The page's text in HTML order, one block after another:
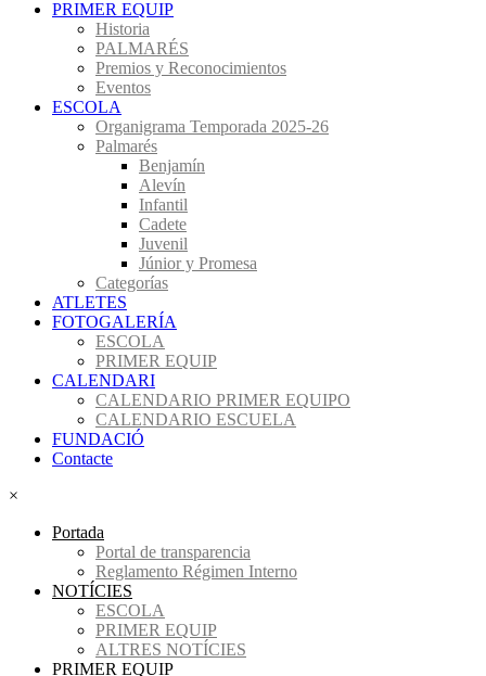
PRIMER EQUIP
Historia
PALMARÉS
Premios y Reconocimientos
Eventos
ESCOLA
Organigrama Temporada 2025-26
Palmarés
Benjamín
Alevín
Infantil
Cadete
Juvenil
Júnior y Promesa
Categorías
ATLETES
FOTOGALERÍA
ESCOLA
PRIMER EQUIP
CALENDARI
CALENDARIO PRIMER EQUIPO
CALENDARIO ESCUELA
FUNDACIÓ
Contacte
×
Portada
Portal de transparencia
Reglamento Régimen Interno
NOTÍCIES
ESCOLA
PRIMER EQUIP
ALTRES NOTÍCIES
PRIMER EQUIP